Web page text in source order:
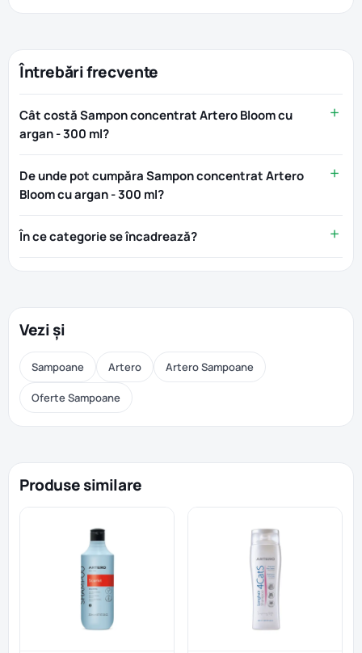
Întrebări frecvente
Cât costă Sampon concentrat Artero Bloom cu
argan - 300 ml?
De unde pot cumpăra Sampon concentrat Artero
Bloom cu argan - 300 ml?
În ce categorie se încadrează?
Vezi și
Sampoane Artero Artero Sampoane
Oferte Sampoane
Produse similare